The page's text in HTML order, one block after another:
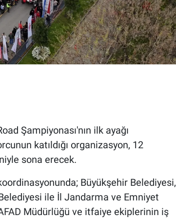
Şampiyonası'nın ilk ayağı
katıldığı organizasyon, 12
sona erecek.
Büyükşehir Belediyesi,
ile İl Jandarma ve Emniyet
Müdürlüğü ve itfaiye ekiplerinin iş